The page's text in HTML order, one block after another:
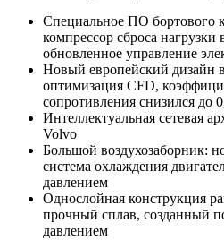
Специальное ПО бортового
компрессор сброса
обновленное управление
Новый европейский дизайн
оптимизация CFD,
сопротивления снизился до
Интеллектуальная сетевая
Volvo
Большой воздухозаборник:
система охлаждения
давлением
Однослойная конструкция
прочный сплав, созданный
давлением